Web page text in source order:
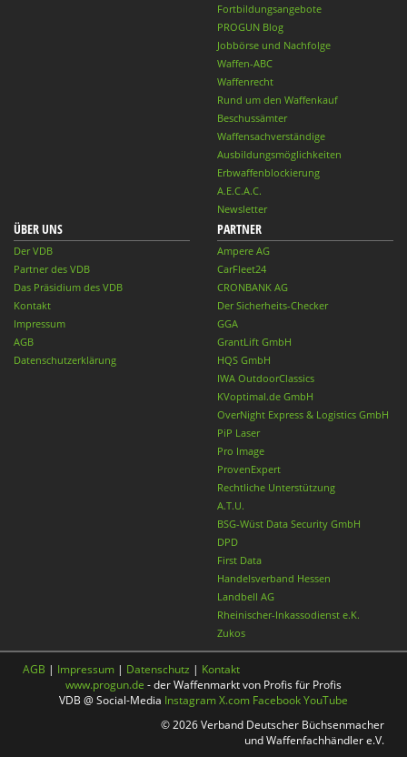
Fortbildungsangebote
PROGUN Blog
Jobbörse und Nachfolge
Waffen-ABC
Waffenrecht
Rund um den Waffenkauf
Beschussämter
Waffensachverständige
Ausbildungsmöglichkeiten
Erbwaffenblockierung
A.E.C.A.C.
Newsletter
ÜBER UNS
Der VDB
Partner des VDB
Das Präsidium des VDB
Kontakt
Impressum
AGB
Datenschutzerklärung
PARTNER
Ampere AG
CarFleet24
CRONBANK AG
Der Sicherheits-Checker
GGA
GrantLift GmbH
HQS GmbH
IWA OutdoorClassics
KVoptimal.de GmbH
OverNight Express & Logistics GmbH
PiP Laser
Pro Image
ProvenExpert
Rechtliche Unterstützung
A.T.U.
BSG-Wüst Data Security GmbH
DPD
First Data
Handelsverband Hessen
Landbell AG
Rheinischer-Inkassodienst e.K.
Zukos
AGB | Impressum | Datenschutz | Kontakt
www.progun.de - der Waffenmarkt von Profis für Profis
VDB @ Social-Media InstagramX.com FacebookYouTube
© 2026 Verband Deutscher Büchsenmacher
und Waffenfachhändler e.V.